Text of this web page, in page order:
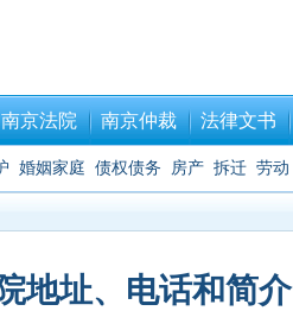
南京法院 南京仲裁 法律文书
婚姻家庭 债权债务 房产 拆迁 劳动
地址、电话和简介